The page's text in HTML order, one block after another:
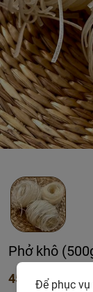
Phở khô
45.000đĐể phục